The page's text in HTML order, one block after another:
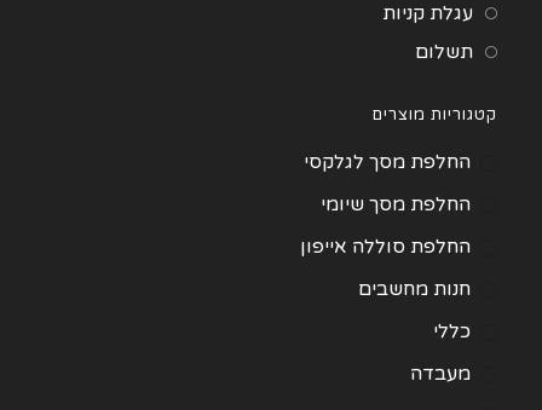
עגלת קניות
תשלום
קטגוריות מוצרים
החלפת מסך לגלקסי
החלפת מסך שיומי
החלפת סוללה אייפון
חנות מחשבים
כללי
מעבדה